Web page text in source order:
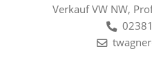
Verkauf VW NW,